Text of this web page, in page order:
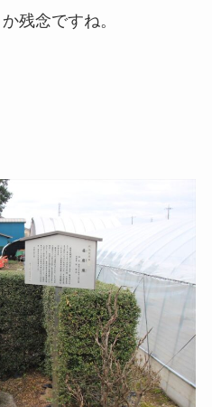
残念ですね。